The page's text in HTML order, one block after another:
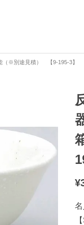
※別途見積） 【9-195-3】
¥